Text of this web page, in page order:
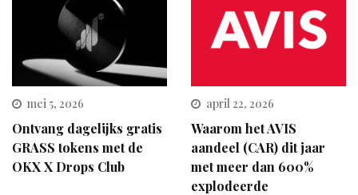
mei 5, 2026
Ontvang dagelijks gratis
GRASS tokens met de
OKX X Drops Club
april 22, 2026
Waarom het AVIS
aandeel (CAR) dit jaar
met meer dan 600%
explodeerde